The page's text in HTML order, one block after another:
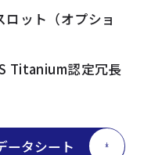
ット（オプショ
Titanium認定冗長
ータシート